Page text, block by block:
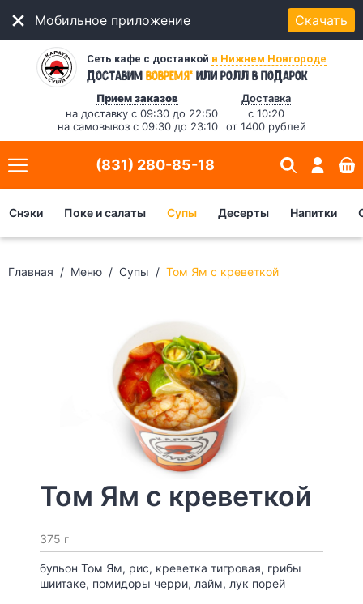
Мобильное приложение Скачать
Сеть кафе с доставкой в Нижнем Новгороде
Доставимвовремя* или ролл в подарок
Прием заказов
на доставку с 09:30 до 22:50
на самовывоз с 09:30 до 23:10
Доставка
с 10:20
от 1400 рублей
(831) 280-85-18
Снэки Поке и салаты Супы Десерты Напитки
Главная Меню Супы Том Ям с креветкой
Том Ям с креветкой
375 г
бульон Том Ям, рис, креветка тигровая, грибы
шиитаке, помидоры черри, лайм, лук порей